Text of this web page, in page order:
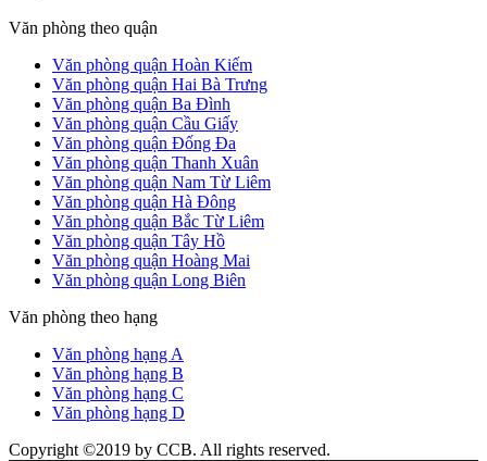
Văn phòng theo quận
Văn phòng quận Hoàn Kiếm
Văn phòng quận Hai Bà Trưng
Văn phòng quận Ba Đình
Văn phòng quận Cầu Giấy
Văn phòng quận Đống Đa
Văn phòng quận Thanh Xuân
Văn phòng quận Nam Từ Liêm
Văn phòng quận Hà Đông
Văn phòng quận Bắc Từ Liêm
Văn phòng quận Tây Hồ
Văn phòng quận Hoàng Mai
Văn phòng quận Long Biên
Văn phòng theo hạng
Văn phòng hạng A
Văn phòng hạng B
Văn phòng hạng C
Văn phòng hạng D
Copyright ©2019 by CCB. All rights reserved.